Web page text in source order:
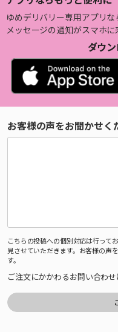
ゆめデリバリー専用アプリな
メッセージの通知がスマホに
ダウ
お客様の声をお聞かせく
こちらの投稿への個別対応は行って
見させていただきます。お客様の声
す。
ご注文にかかわるお問い合わせ